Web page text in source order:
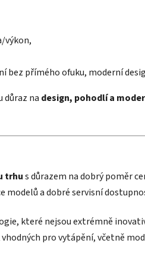
výkon,
bez přímého ofuku, moderní
důraz na design, pohodlí a
trhus důrazem na dobrý poměr
modelů a dobré servisní
které nejsou extrémně
pro vytápění, včetně